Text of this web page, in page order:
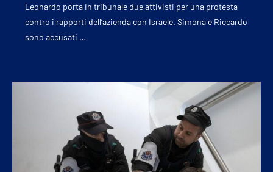
Leonardo porta in tribunale due attivisti per una protesta
contro i rapporti dell’azienda con Israele. Simona e Riccardo
sono accusati …